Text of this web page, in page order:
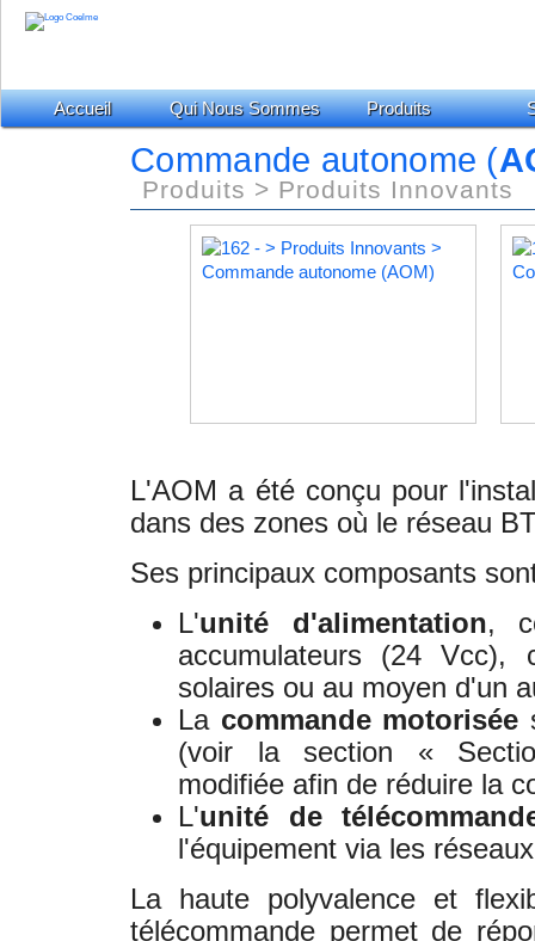
Accueil Qui Nous Sommes Produits
Commande autonome (
Produits > Produits Innovants
L'AOM a été conçu pour
dans des zones où le réseau
Ses principaux composants
L'unité d'alimentation,
accumulateurs (24 Vcc),
solaires ou au moyen d'un
La commande motorisée
(voir la section «
modifiée afin de réduire la
L'unité de
l'équipement via les
La haute polyvalence et
télécommande permet de